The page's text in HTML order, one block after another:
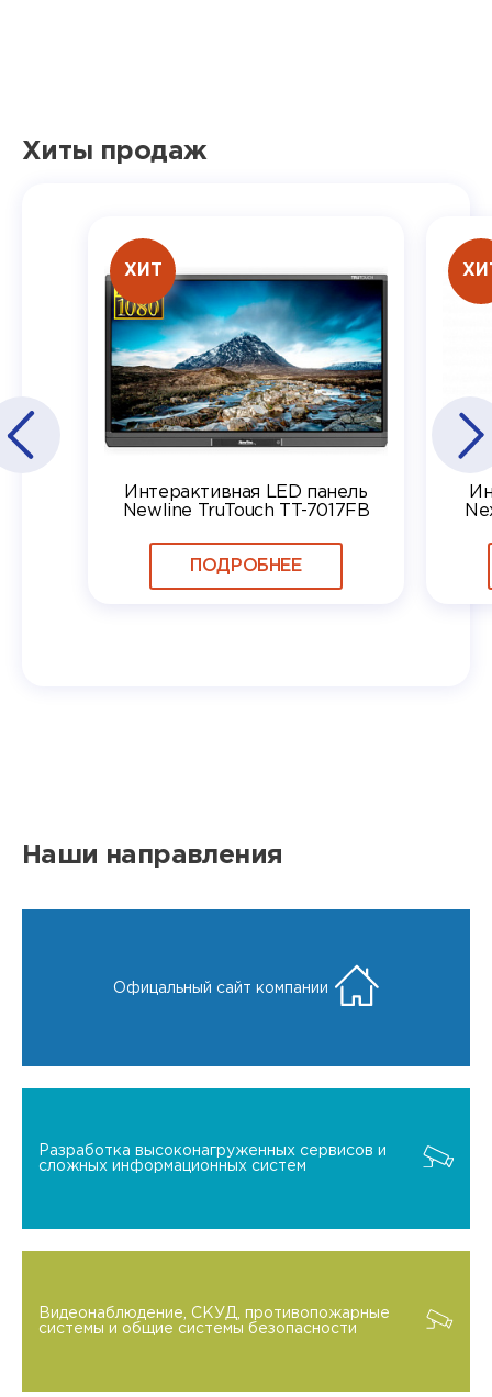
Хиты продаж
ХИТ
Интерактивная LED панель
Newline TruTouch TT-7017FB
ПОДРОБНЕЕ
Наши направления
Офицальный сайт компании
Разработка высоконагруженных сервисов и
сложных информационных систем
Видеонаблюдение, СКУД, противопожарные
системы и общие системы безопасности